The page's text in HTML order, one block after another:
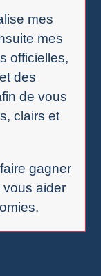
mes
mes
officielles,
des
de vous
clairs et
gagner
vous aider